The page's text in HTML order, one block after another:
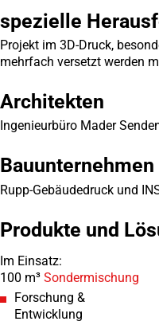
spezielle
Projekt im 3D-Druck,
mehrfach versetzt werden
Architekten
Ingenieurbüro Mader
Bauunternehmen
Rupp-Gebäudedruck und
Produkte und
Im Einsatz:
100 m³ Sondermischung
Forschung &
Entwicklung